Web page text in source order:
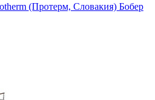
(Протерм, Словакия) Бобер